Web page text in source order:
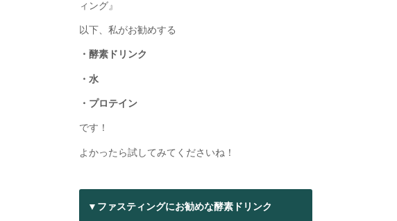
ィング』
以下、私がお勧めする
・酵素ドリンク
・水
・プロテイン
です！
よかったら試してみてくださいね！
▼ファスティングにお勧めな酵素ドリンク